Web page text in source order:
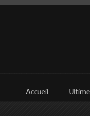
Accueil Ultime